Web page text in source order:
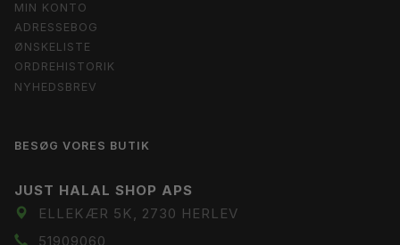
MIN KONTO
ADRESSEBOG
ØNSKELISTE
ORDREHISTORIK
NYHEDSBREV
BESØG VORES BUTIK
JUST HALAL SHOP APS
ELLEKÆR 5K, 2730 HERLEV
51909060